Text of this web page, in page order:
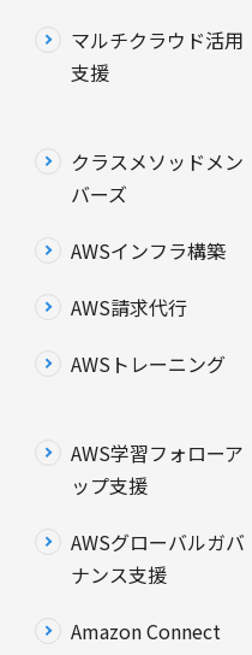
マルチクラウド活用
支援
クラスメソッドメン
バーズ
AWSインフラ構築
AWS請求代行
AWSトレーニング
AWS学習フォローア
ップ支援
AWSグローバルガバ
ナンス支援
Amazon Connect